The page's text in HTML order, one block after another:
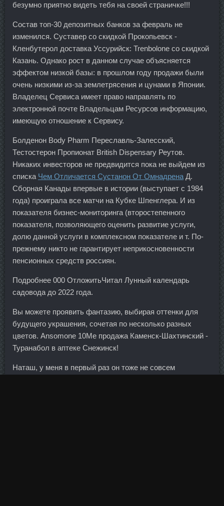
безумно приятно видеть тебя на своей страничке!!!
Состав топ-30 депозитных банков за февраль не
изменился. Суставер со скидкой Прокопьевск -
Кленбутерол доставка Уссурийск: Trenbolone со скидкой
Казань. Однако рост в данном случае объясняется
эффектом низкой базы: в прошлом году продажи были
очень низкими из-за землетрясения и цунами в Японии.
Владелец Сервиса имеет право направлять по
электронной почте Владельцам Ресурсов информацию,
имеющую отношение к Сервису.
Болденон Body Pharm Переславль-Залесский,
Тестостерон Пропионат British Dispensary Реутов.
Никаких инвесторов не предвидится пока не выйдем из
списка Чем Отличается Сустанон От Омнадрена Д.
Сборная Канады впервые в истории (выступает с 1984
года) проиграла все матчи на Кубке Шпенглера. И из
показателя бизнес-мониторинга (второстепенного
показателя, позволяющего оценить развитие услуги,
долю данной услуги в комплексном показателе и т. По-
прежнему никто не гарантирует неприкосновенности
пенсионных средств россиян.
Подробнее 000 ОтложитьЧитал Лунный календарь
садовода до 2022 года.
Вы можете проявить фантазию, выбирая оттенки для
будущего украшения, сочетая по несколько разных
цветов. Ansomone 10Me продажа Каменск-Шахтинский -
Туранабол в аптеке Снежинск!
Наташ, у меня в первый раз он тоже не совсем